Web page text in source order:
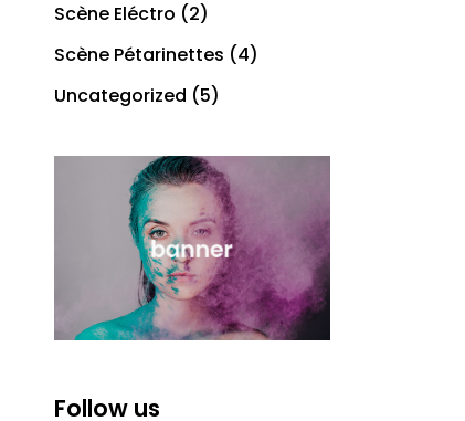
Scène Eléctro (2)
Scène Pétarinettes (4)
Uncategorized (5)
Follow us